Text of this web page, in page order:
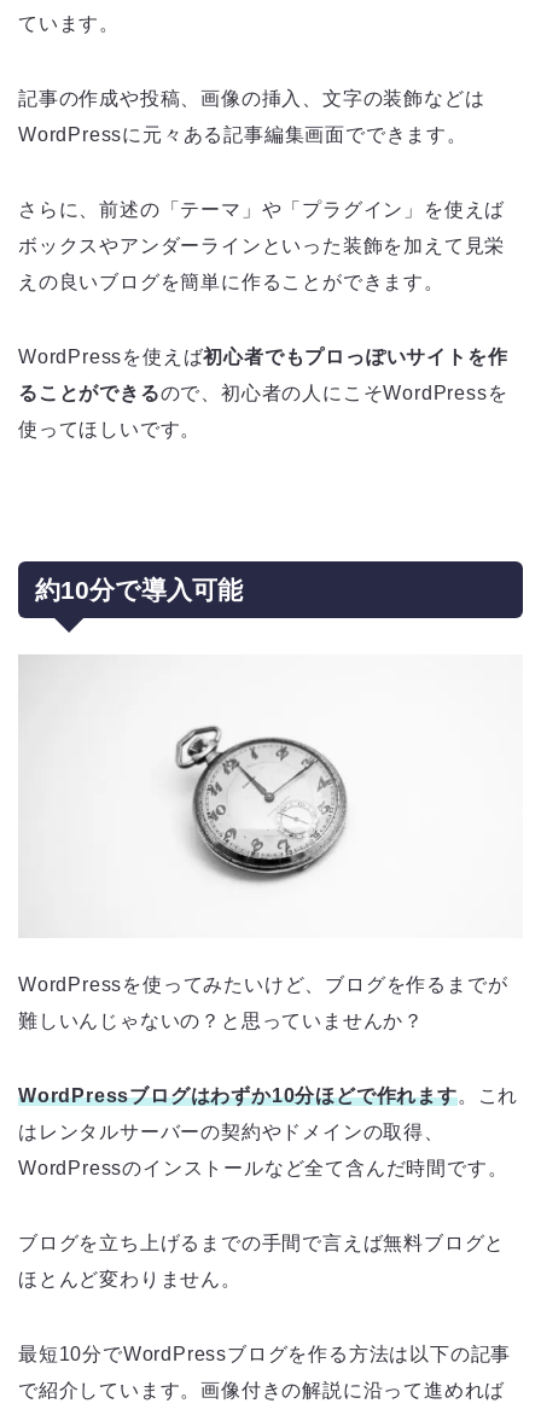
ています。
記事の作成や投稿、画像の挿入、文字の装飾などは
WordPressに元々ある記事編集画面でできます。
さらに、前述の「テーマ」や「プラグイン」を使えば
ボックスやアンダーラインといった装飾を加えて見栄
えの良いブログを簡単に作ることができます。
WordPressを使えば初心者でもプロっぽいサイトを作
ることができるので、初心者の人にこそWordPressを
使ってほしいです。
約10分で導入可能
WordPressを使ってみたいけど、ブログを作るまでが
難しいんじゃないの？と思っていませんか？
WordPressブログはわずか10分ほどで作れます。これ
はレンタルサーバーの契約やドメインの取得、
WordPressのインストールなど全て含んだ時間です。
ブログを立ち上げるまでの手間で言えば無料ブログと
ほとんど変わりません。
最短10分でWordPressブログを作る方法は以下の記事
で紹介しています。画像付きの解説に沿って進めれば